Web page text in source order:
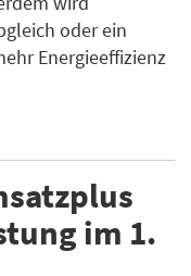
oder ein
Energieeffizienz
im 1.